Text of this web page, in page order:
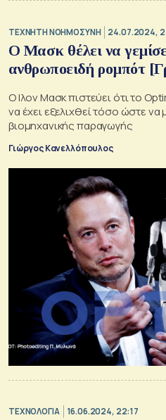
TΕΧΝΗΤΗ ΝΟΗΜΟΣΥΝΗ 24.07.2024,
Ο Μασκ θέλει να
ανθρωποειδή ρομπότ
O Ιλον Μασκ πιστεύει ότι το
να έχει εξελιχθεί τόσο ώστε να
βιομηχανικής παραγωγής
Γιώργος Κανελλόπουλος
ΤΕΧΝΟΛΟΓΙΑ 16.06.2024, 22:17